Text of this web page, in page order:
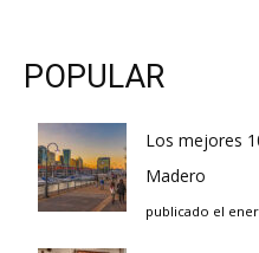
POPULAR
Los mejores
Madero
publicado el